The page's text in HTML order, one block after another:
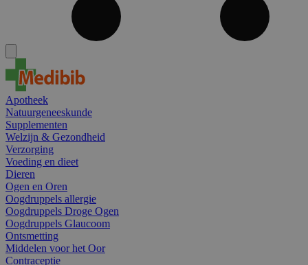
Apotheek
Natuurgeneeskunde
Supplementen
Welzijn & Gezondheid
Verzorging
Voeding en dieet
Dieren
Ogen en Oren
Oogdruppels allergie
Oogdruppels Droge Ogen
Oogdruppels Glaucoom
Ontsmetting
Middelen voor het Oor
Contraceptie